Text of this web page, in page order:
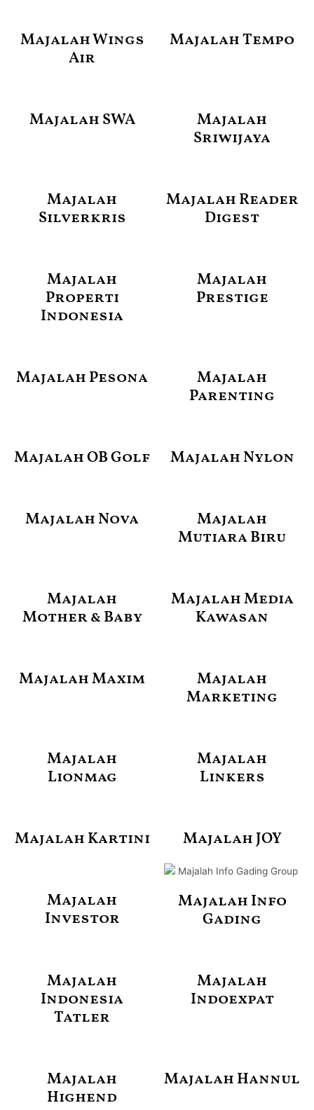
Majalah Wings
Air
Majalah Tempo
Majalah SWA
Majalah
Sriwijaya
Majalah
Silverkris
Majalah Reader
Digest
Majalah
Properti
Indonesia
Majalah
Prestige
Majalah Pesona
Majalah
Parenting
Majalah OB Golf Majalah Nylon
Majalah Nova
Majalah
Mutiara Biru
Majalah
Mother & Baby
Majalah Media
Kawasan
Majalah Maxim
Majalah
Marketing
Majalah
Lionmag
Majalah
Linkers
Majalah Kartini Majalah JOY
Majalah
Investor
Majalah Info
Gading
Majalah
Indonesia
Tatler
Majalah
Indoexpat
Majalah
Highend
Majalah Hannul